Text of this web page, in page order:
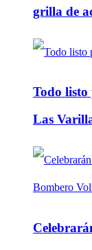
grilla de
Todo listo
Las